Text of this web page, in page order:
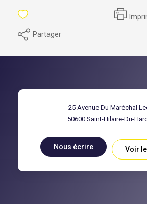
Partager
25 Avenue Du Maréchal
50600 Saint-Hilaire-Du-
Nous écrire Voir